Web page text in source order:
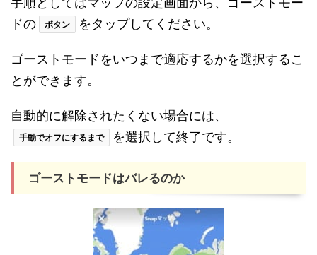
ドの
ボタン をタップしてください。
ゴーストモードをいつまで適応するかを選択するこ
とができます。
自動的に解除されたくない場合には、
手動でオフにするまで を選択して終了です。
ゴーストモードはバレるのか